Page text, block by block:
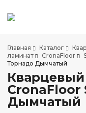
АКЦИИ И СКИДКИ
О КОМПАНИИ
НАШИ МАГАЗИНЫ
ДОСТАВКА И ОПЛАТА
Главная Каталог
ламинат
CronaFloor
Торнадо Дымчатый
Кварцевый
CronaFloor
Дымчатый